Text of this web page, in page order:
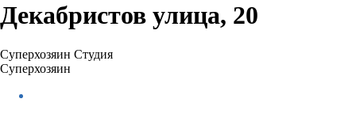
Декабристов улица, 20
Суперхозяин Студия
Суперхозяин